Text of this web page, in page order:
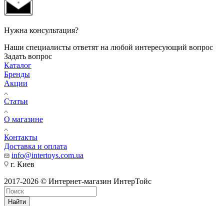
Нужна консультация?
Наши специалисты ответят на любой интересующий вопрос
Задать вопрос
Каталог
Бренды
Акции
Статьи
О магазине
Контакты
Доставка и оплата
info@intertoys.com.ua
г. Киев
2017-2026 © Интернет-магазин ИнтерТойс
Найти